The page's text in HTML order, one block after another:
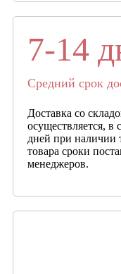
7-14
Средний срок
Доставка со
осуществляется, в
дней при наличии
товара сроки
менеджеров.